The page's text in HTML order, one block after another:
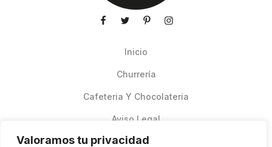
Valoramos tu privacidad
Inicio
Churrería
Cafeteria Y Chocolateria
Aviso Legal